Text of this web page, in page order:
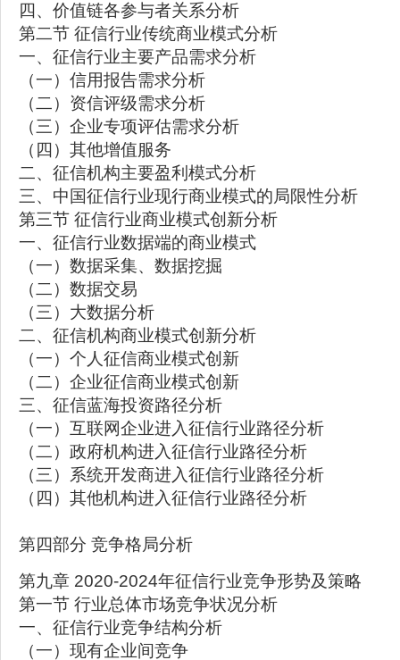
四、价值链各参与者关系分析
第二节 征信行业传统商业模式分析
一、征信行业主要产品需求分析
（一）信用报告需求分析
（二）资信评级需求分析
（三）企业专项评估需求分析
（四）其他增值服务
二、征信机构主要盈利模式分析
三、中国征信行业现行商业模式的局限性分析
第三节 征信行业商业模式创新分析
一、征信行业数据端的商业模式
（一）数据采集、数据挖掘
（二）数据交易
（三）大数据分析
二、征信机构商业模式创新分析
（一）个人征信商业模式创新
（二）企业征信商业模式创新
三、征信蓝海投资路径分析
（一）互联网企业进入征信行业路径分析
（二）政府机构进入征信行业路径分析
（三）系统开发商进入征信行业路径分析
（四）其他机构进入征信行业路径分析
第四部分 竞争格局分析
第九章 2020-2024年征信行业竞争形势及策略
第一节 行业总体市场竞争状况分析
一、征信行业竞争结构分析
（一）现有企业间竞争